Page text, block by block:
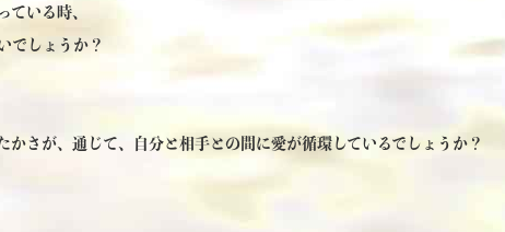
ている時、
でしょうか？
かさが、通じて、自分と相手との間に愛が循環しているでしょうか？